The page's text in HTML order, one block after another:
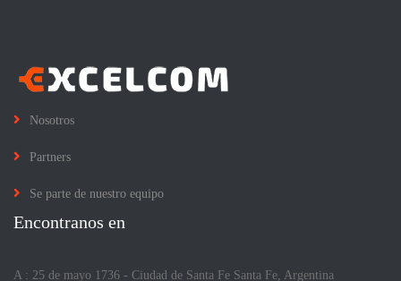
Nosotros
Partners
Se parte de nuestro equipo
Encontranos en
A : 25 de mayo 1736 - Ciudad de Santa Fe Santa Fe, Argentina